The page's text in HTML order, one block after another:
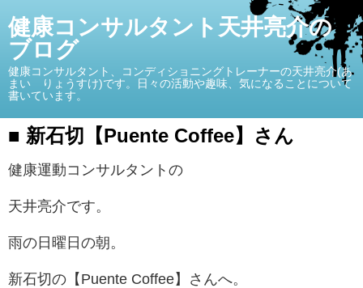
健康コンサルタント天井亮介の
ブログ
健康コンサルタント、コンディショニングトレーナーの天井亮介(あ
まい りょうすけ)です。日々の活動や趣味、気になることについて
書いています。
■ 新石切【Puente Coffee】さん
健康運動コンサルタントの
天井亮介です。
雨の日曜日の朝。
新石切の【Puente Coffee】さんへ。